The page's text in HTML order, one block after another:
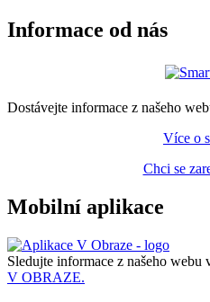
Informace od nás
Dostávejte informace z našeho
Více o
Chci se
Mobilní aplikace
Sledujte informace z našeho webu
V OBRAZE.